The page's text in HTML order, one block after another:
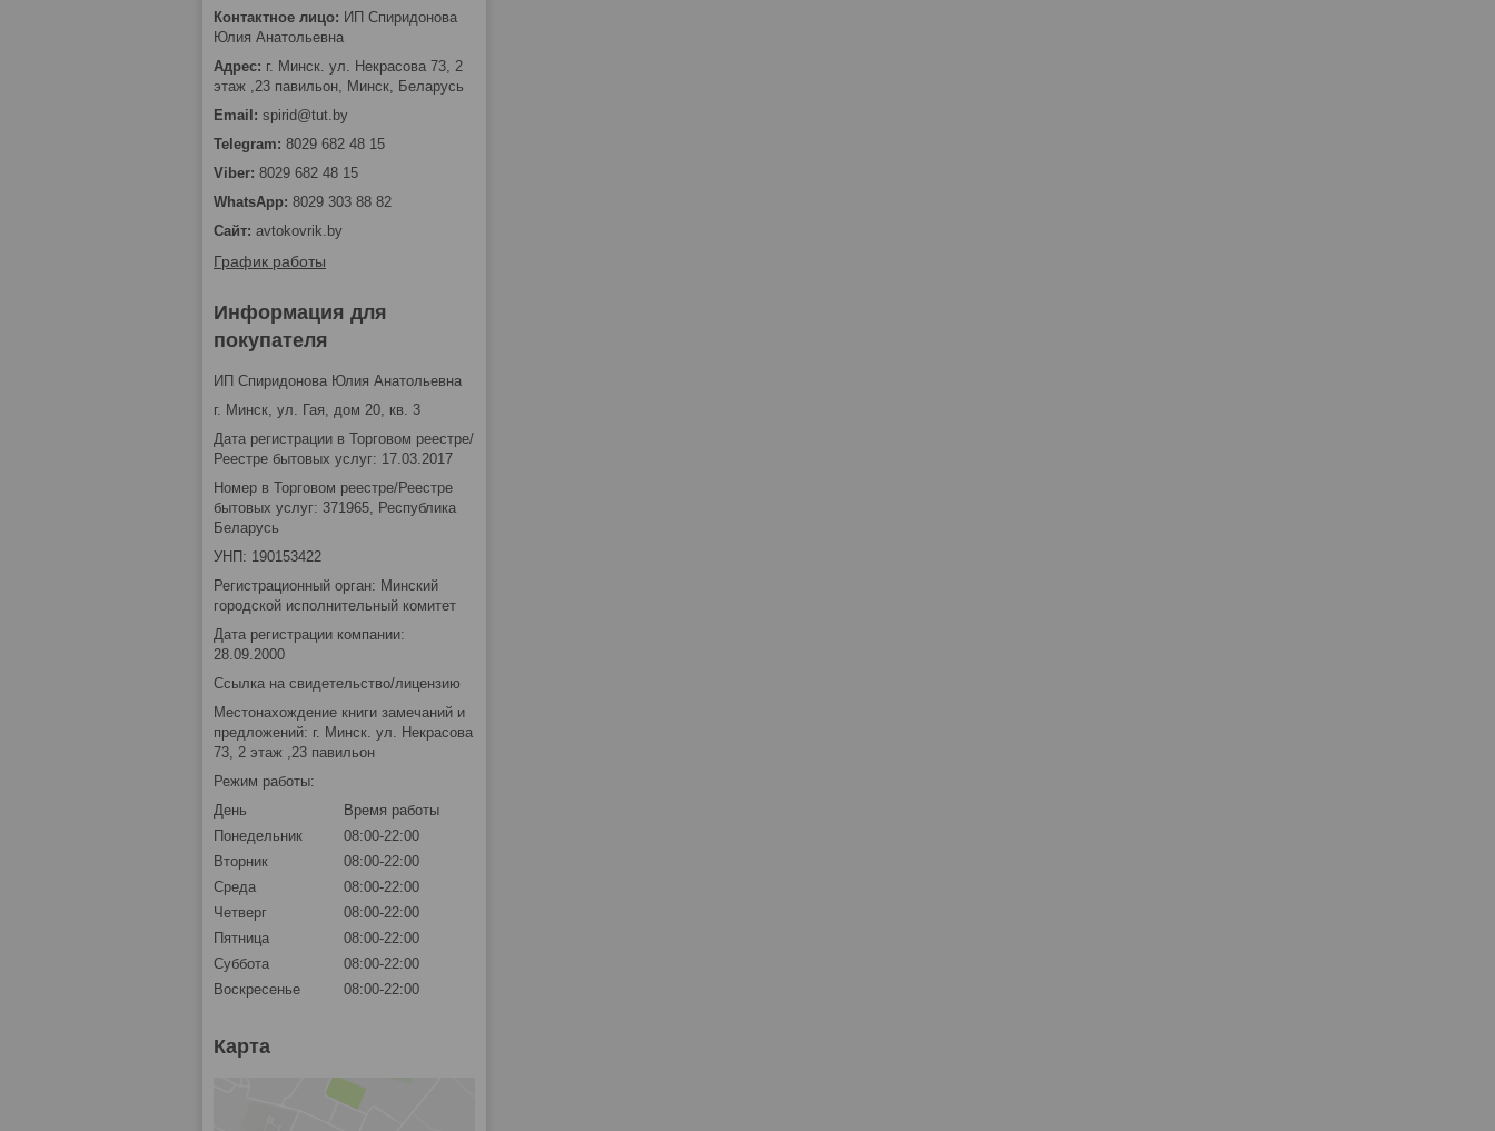
ИП Спиридонова
Юлия Анатольевна
г. Минск. ул. Некрасова 73, 2
этаж ,23 павильон, Минск, Беларусь
spirid@tut.by
8029 682 48 15
8029 682 48 15
8029 303 88 82
avtokovrik.by
График работы
Информация для
покупателя
ИП Спиридонова Юлия Анатольевна
г. Минск, ул. Гая, дом 20, кв. 3
Дата регистрации в Торговом реестре/
Реестре бытовых услуг: 17.03.2017
Номер в Торговом реестре/Реестре
бытовых услуг: 371965, Республика
Беларусь
УНП: 190153422
Регистрационный орган: Минский
городской исполнительный комитет
Дата регистрации компании:
28.09.2000
Ссылка на свидетельство/лицензию
Местонахождение книги замечаний и
предложений: г. Минск. ул. Некрасова
73, 2 этаж ,23 павильон
Режим работы:
День
Время работы
Понедельник
08:00-22:00
Вторник
08:00-22:00
Среда
08:00-22:00
Четверг
08:00-22:00
Пятница
08:00-22:00
Суббота
08:00-22:00
Воскресенье
08:00-22:00
Карта